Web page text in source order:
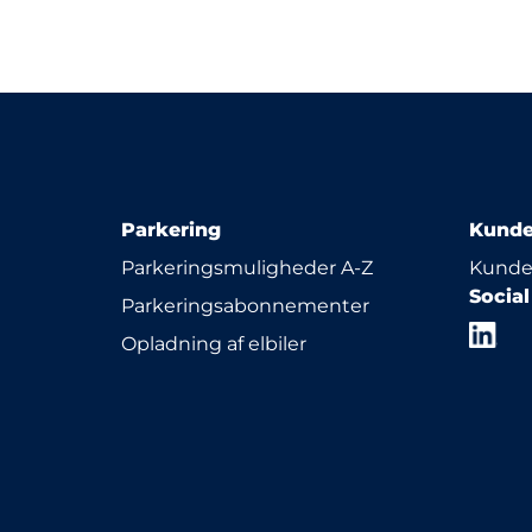
Parkering
Parkeringsmuligheder A-Z
Parkeringsabonnementer
Opladning af elbiler